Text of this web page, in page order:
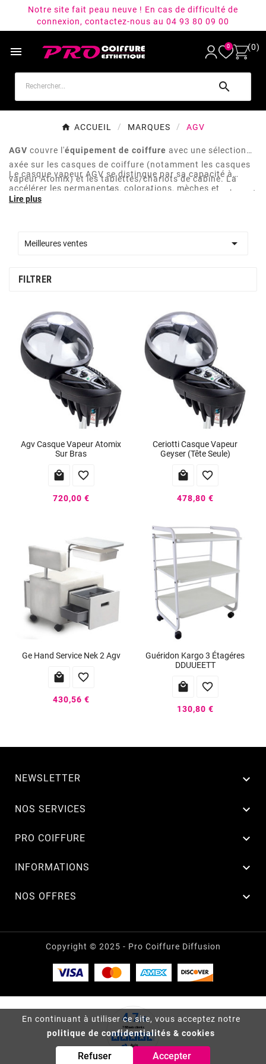
En continuant à utiliser ce site, vous acceptez notre
politique de confidentialités & cookies
Refuser Accepter
Notre site fait peau neuve ! En cas de difficulté de
connexion, contactez-nous au 04 93 80 09 00
 0 (0)

ACCUEIL MARQUES AGV
AGV couvre l'équipement de coiffure avec une sélection
axée sur les casques de coiffure (notamment les casques
vapeur Atomix) et les tablettes/chariots de cabine. La
marque complète son offre avec des rasoirs coupe-chou et
Le casque vapeur AGV se distingue par sa capacité à
accélérer les permanentes, colorations, mèches et
décolorations grâce à une diffusion de vapeur contrôlée,
qui veulent équiper leur poste de coloration avec un
Meilleures ventes 
FILTRER
Agv Casque Vapeur Atomix
Sur Bras
 
720,00 €
Ceriotti Casque Vapeur
Geyser (Tête Seule)
 
478,80 €
Ge Hand Service Nek 2 Agv
 
430,56 €
Guéridon Kargo 3 Étagéres
DDUUEETT
 
130,80 €
NEWSLETTER 
NOS SERVICES 
PRO COIFFURE 
INFORMATIONS 
NOS OFFRES 
Copyright © 2025 - Pro Coiffure Diffusion